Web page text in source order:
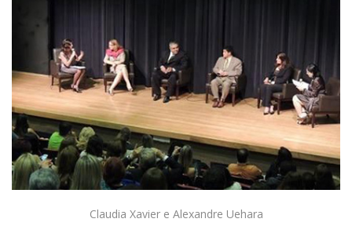
Claudia Xavier e Alexandre Uehara